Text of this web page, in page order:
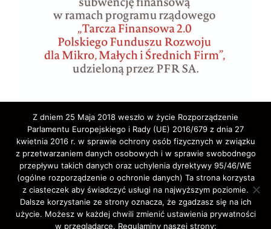
Copyright © 2020 ELA-TRAVEL: Biuro Podróży,
wycieczki, wczasy, pielgrzymki, bilety lotnicze,
Z dniem 25 Maja 2018 weszło w życie Rozporządzenie
Parlamentu Europejskiego i Rady (UE) 2016/679 z dnia 27
kwietnia 2016 r. w sprawie ochrony osób fizycznych w związku
z przetwarzaniem danych osobowych i w sprawie swobodnego
przepływu takich danych oraz uchylenia dyrektywy 95/46/WE
(ogólne rozporządzenie o ochronie danych) Ta strona korzysta
z ciasteczek aby świadczyć usługi na najwyższym poziomie.
Dalsze korzystanie ze strony oznacza, że zgadzasz się na ich
użycie. Możesz w każdej chwili zmienić ustawienia prywatności
w przeglądarce. Regulaminy naszej strony: